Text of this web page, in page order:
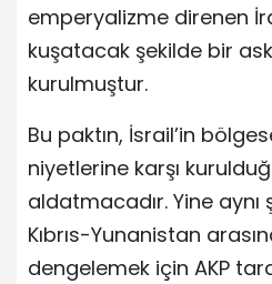
emperyalizme direnen
kuşatacak şekilde bir
kurulmuştur.
Bu paktın, İsrail’in
niyetlerine karşı
aldatmacadır. Yine
Kıbrıs-Yunanistan
dengelemek için AKP